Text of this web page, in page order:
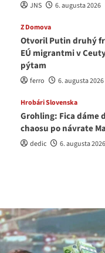
JNS 6. augusta 2026
Z Domova
Otvoril Putin druhý
EÚ migrantmi v
pýtam
ferro 6. augusta 2026
Hrobári Slovenska
Grohling: Fica dáme
chaosu po návrate
dedic 6. augusta 2026